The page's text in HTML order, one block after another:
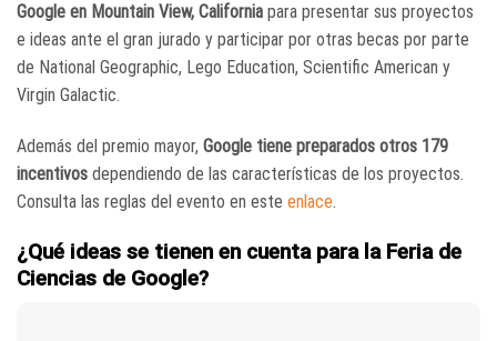
Google en Mountain View, California para presentar sus proyectos
e ideas ante el gran jurado y participar por otras becas por parte
de National Geographic, Lego Education, Scientific American y
Virgin Galactic.
Además del premio mayor, Google tiene preparados otros 179
incentivos dependiendo de las características de los proyectos.
Consulta las reglas del evento en este enlace.
¿Qué ideas se tienen en cuenta para la Feria de
Ciencias de Google?